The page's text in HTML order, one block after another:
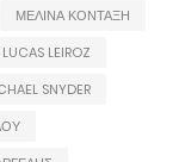
ΜΕΛΙΝΑ ΚΟΝΤΑΞΗ
LUCAS LEIROZ
SNYDER